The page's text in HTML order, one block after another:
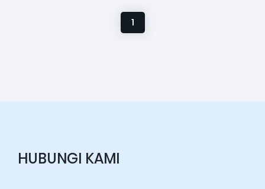
1
HUBUNGI KAMI